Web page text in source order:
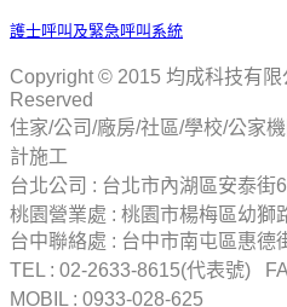
護士呼叫及緊急呼叫系統
Copyright © 2015 均成科技有
Reserved
住家/公司/廠房/社區/學校/公家
計施工
台北公司 : 台北市內湖區安泰街
桃園營業處 : 桃園市楊梅區幼獅
台中聯絡處 : 台中市南屯區惠德
TEL : 02-2633-8615(代表號)
MOBIL : 0933-028-625